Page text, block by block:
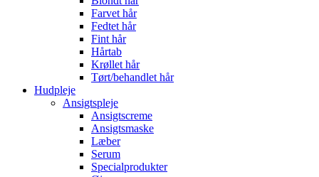
Farvet hår
Fedtet hår
Fint hår
Hårtab
Krøllet hår
Tørt/behandlet hår
Hudpleje
Ansigtspleje
Ansigtscreme
Ansigtsmaske
Læber
Serum
Specialprodukter